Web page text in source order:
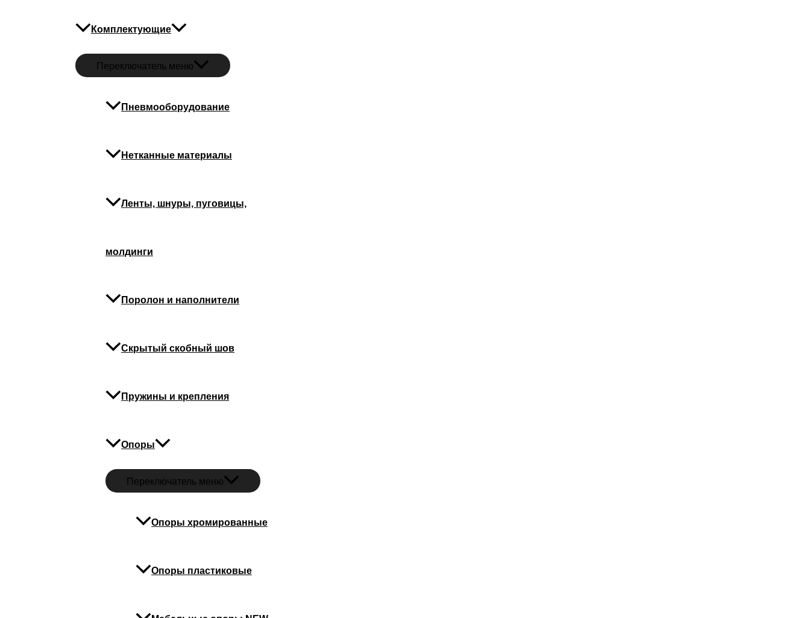
Комплектующие
Переключатель меню
Пневмооборудование
Нетканные материалы
Ленты, шнуры, пуговицы,
молдинги
Поролон и наполнители
Скрытый скобный шов
Пружины и крепления
Опоры
Переключатель меню
Опоры хромированные
Опоры пластиковые